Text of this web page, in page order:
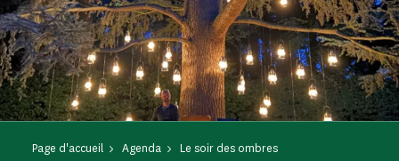
Page d'accueil Agenda Le soir des ombres